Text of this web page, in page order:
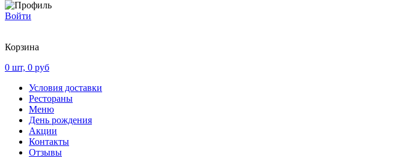
Войти
Корзина
0 шт, 0 руб
Условия доставки
Рестораны
Меню
День рождения
Акции
Контакты
Отзывы